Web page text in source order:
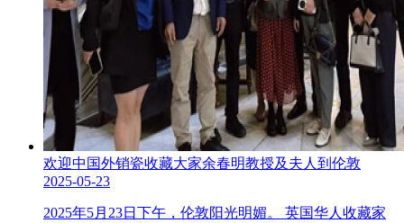
欢迎中国外销瓷收藏大家余春明教授及夫人到伦敦
2025-05-23
2025年5月23日下午，伦敦阳光明媚。 英国华人收藏家